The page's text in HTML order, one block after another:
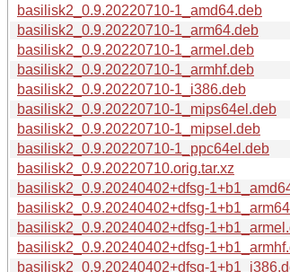
basilisk2_0.9.20220710-1_amd64.deb
basilisk2_0.9.20220710-1_arm64.deb
basilisk2_0.9.20220710-1_armel.deb
basilisk2_0.9.20220710-1_armhf.deb
basilisk2_0.9.20220710-1_i386.deb
basilisk2_0.9.20220710-1_mips64el.deb
basilisk2_0.9.20220710-1_mipsel.deb
basilisk2_0.9.20220710-1_ppc64el.deb
basilisk2_0.9.20220710.orig.tar.xz
basilisk2_0.9.20240402+dfsg-
basilisk2_0.9.20240402+dfsg-
basilisk2_0.9.20240402+dfsg-
basilisk2_0.9.20240402+dfsg-
basilisk2_0.9.20240402+dfsg-